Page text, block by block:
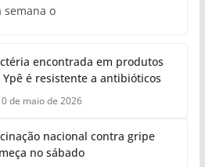
semana o
encontrada em produtos
Ypê é resistente a antibióticos
de maio de 2026
nacional contra gripe
no sábado